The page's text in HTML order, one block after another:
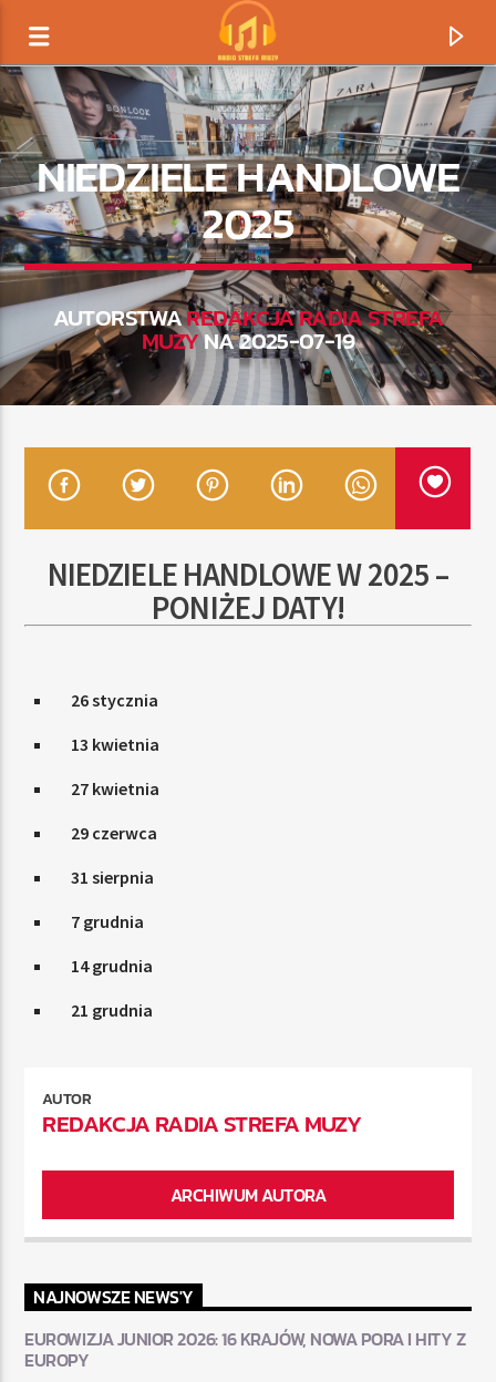
TYTUŁ
ARTYSTA
TERAZ
RADIO STREFA MUZY
INNE
NIEDZIELE HANDLOWE
2025
AUTORSTWAREDAKCJA RADIA STREFA
MUZYNA 2025-07-19
NIEDZIELE HANDLOWE W 2025 –
PONIŻEJ DATY!
26 stycznia
13 kwietnia
27 kwietnia
29 czerwca
31 sierpnia
7 grudnia
14 grudnia
21 grudnia
AUTOR
REDAKCJA RADIA STREFA MUZY
ARCHIWUM AUTORA
NAJNOWSZE NEWS'Y
EUROWIZJA JUNIOR 2026: 16 KRAJÓW, NOWA PORA I HITY Z
EUROPY